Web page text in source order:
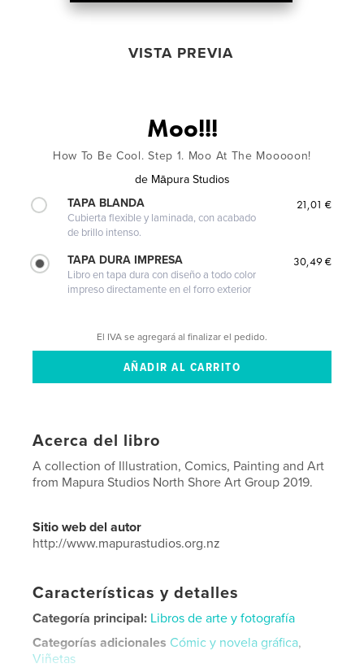
VISTA PREVIA
Moo!!!
How To Be Cool. Step 1. Moo At The Mooooon!
de Māpura Studios
TAPA BLANDA
Cubierta flexible y laminada, con acabado
de brillo intenso.
21,01 €
TAPA DURA IMPRESA
Libro en tapa dura con diseño a todo color
impreso directamente en el forro exterior
30,49 €
El IVA se agregará al finalizar el pedido.
Acerca del libro
A collection of Illustration, Comics, Painting and Art
from Mapura Studios North Shore Art Group 2019.
Sitio web del autor
http://www.mapurastudios.org.nz
Características y detalles
Categoría principal: Libros de arte y fotografía
Categorías adicionales Cómic y novela gráfica,
Viñetas